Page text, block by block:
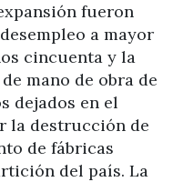
fueron
a mayor
cincuenta y la
mano de obra de
dejados en el
la destrucción de
de fábricas
del país. La